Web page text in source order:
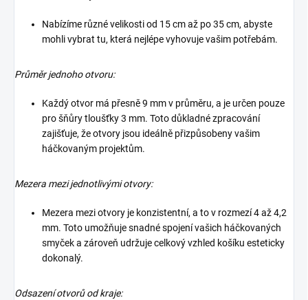
Nabízíme různé velikosti od 15 cm až po 35 cm, abyste
mohli vybrat tu, která nejlépe vyhovuje vašim potřebám.
Průměr jednoho otvoru:
Každý otvor má přesně 9 mm v průměru, a je určen pouze
pro šňůry tloušťky 3 mm. Toto důkladné zpracování
zajišťuje, že otvory jsou ideálně přizpůsobeny vašim
háčkovaným projektům.
Mezera mezi jednotlivými otvory:
Mezera mezi otvory je konzistentní, a to v rozmezí 4 až 4,2
mm. Toto umožňuje snadné spojení vašich háčkovaných
smyček a zároveň udržuje celkový vzhled košíku esteticky
dokonalý.
Odsazení otvorů od kraje: